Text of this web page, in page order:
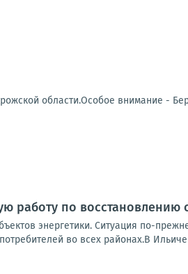
области.Особое внимание -
работу по восстановлению
энергетики. Ситуация по-
во всех районах.В